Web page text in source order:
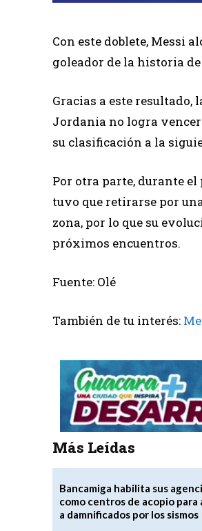
Con este doblete, Messi
goleador de la historia
Gracias a este resultado,
Jordania no logra
su clasificación a la
Por otra parte, durante
tuvo que retirarse por
zona, por lo que su
próximos encuentros.
Fuente: Olé
También de tu interés:
Más Leídas
Bancamiga habilita sus
como centros de acopio para
a damnificados por los sismos